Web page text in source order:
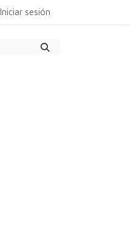
Iniciar sesión